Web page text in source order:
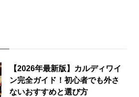
【2026年最新版】カルディワイ
ン完全ガイド！初心者でも外さ
ないおすすめと選び方